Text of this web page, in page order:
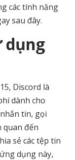
các tính năng
sau đây.
dụng
Discord là
dành cho
tin, gọi
quan đến
sẻ các tệp tin
dụng này,